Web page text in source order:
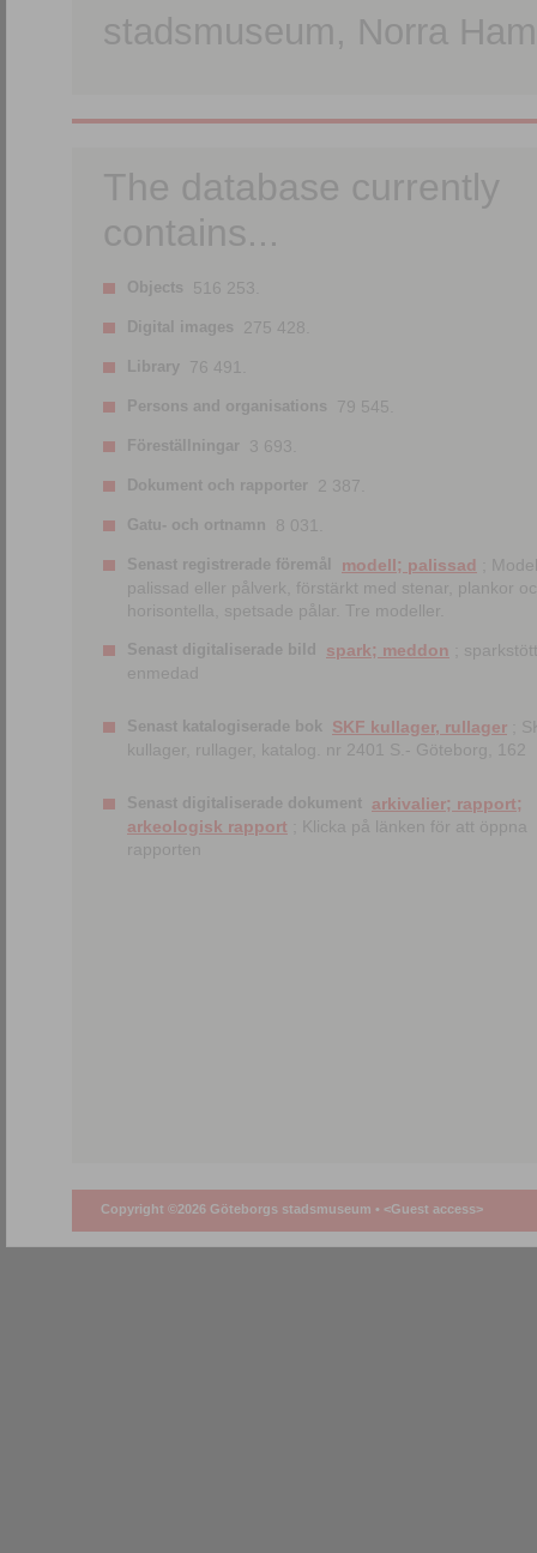
stadsmuseum, Norra
The database currently
contains...
Objects 516 253.
Digital images 275 428.
Library 76 491.
Persons and organisations 79 545.
Föreställningar 3 693.
Dokument och rapporter 2 387.
Gatu- och ortnamn 8 031.
Senast registrerade föremål modell; palissad
;
palissad eller pålverk, förstärkt med stenar, plankor
horisontella, spetsade pålar. Tre modeller.
Senast digitaliserade bild spark; meddon ;
enmedad
Senast katalogiserade bok SKF kullager, rullager ;
kullager, rullager, katalog. nr 2401 S.- Göteborg, 162
Senast digitaliserade dokument arkivalier; rapport;
arkeologisk rapport ; Klicka på länken för att öppna
rapporten
Copyright ©2026 Göteborgs stadsmuseum • <Guest access>